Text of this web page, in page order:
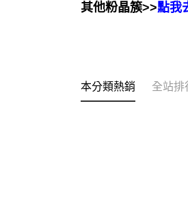
其他粉晶簇>>點我
本分類熱銷 全站排